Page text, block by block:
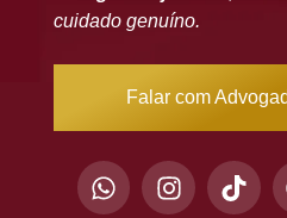
cuidado genuíno.
Falar com